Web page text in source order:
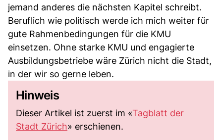
jemand anderes die nächsten Kapitel schreibt.
Beruflich wie politisch werde ich mich weiter für
gute Rahmenbedingungen für die KMU
einsetzen. Ohne starke KMU und engagierte
Ausbildungsbetriebe wäre Zürich nicht die Stadt,
in der wir so gerne leben.
Hinweis
Dieser Artikel ist zuerst im «Tagblatt der
Stadt Zürich» erschienen.